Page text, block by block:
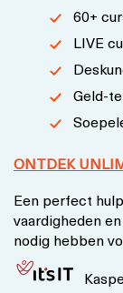
60+
LIVE
Geld-
ONTDEK
Een perfect
vaardigheden
nodig hebben